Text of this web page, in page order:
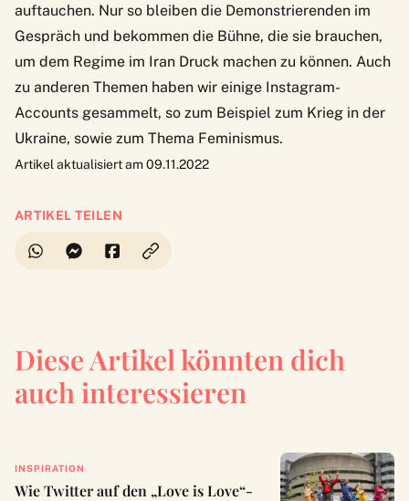
auftauchen. Nur so bleiben die Demonstrierenden im
Gespräch und bekommen die Bühne, die sie brauchen,
um dem Regime im Iran Druck machen zu können. Auch
zu anderen Themen haben wir einige Instagram-
Accounts gesammelt, so zum Beispiel zum Krieg in der
Ukraine, sowie zum Thema Feminismus.
Artikel aktualisiert am 09.11.2022
ARTIKEL TEILEN
Diese Artikel könnten dich
auch interessieren
INSPIRATION
Wie Twitter auf den „Love is Love“-